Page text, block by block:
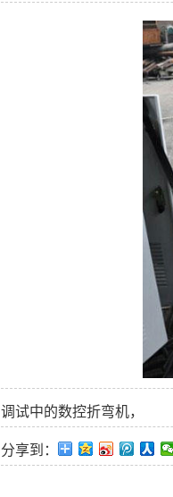
调试中的数控折弯机，
分享到：